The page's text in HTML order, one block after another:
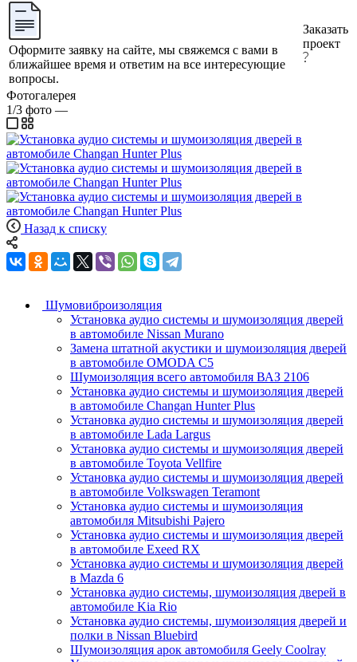
Оформите заявку на сайте, мы свяжемся с вами в
ближайшее время и ответим на все интересующие
вопросы.
Заказать
проект
Фотогалерея
1/3 фото —
Назад к списку
Шумовиброизоляция
Установка аудио системы и шумоизоляция дверей
в автомобиле Nissan Murano
Замена штатной акустики и шумоизоляция дверей
в автомобиле OMODA C5
Шумоизоляция всего автомобиля ВАЗ 2106
Установка аудио системы и шумоизоляция дверей
в автомобиле Changan Hunter Plus
Установка аудио системы и шумоизоляция дверей
в автомобиле Lada Largus
Установка аудио системы и шумоизоляция дверей
в автомобиле Toyota Vellfire
Установка аудио системы и шумоизоляция дверей
в автомобиле Volkswagen Teramont
Установка аудио системы и шумоизоляция
автомобиля Mitsubishi Pajero
Установка аудио системы и шумоизоляция дверей
в автомобиле Exeed RX
Установка аудио системы и шумоизоляция дверей
в Mazda 6
Установка аудио системы, шумоизоляция дверей в
автомобиле Kia Rio
Установка аудио системы, шумоизоляция дверей и
полки в Nissan Bluebird
Шумоизоляция арок автомобиля Geely Coolray